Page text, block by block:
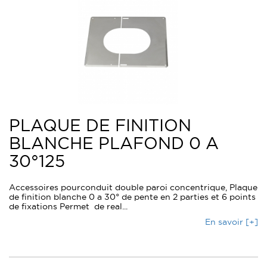
PLAQUE DE FINITION
BLANCHE PLAFOND 0 A
30°125
Accessoires pourconduit double paroi concentrique, Plaque
de finition blanche 0 a 30° de pente en 2 parties et 6 points
de fixations Permet de real...
En savoir [+]